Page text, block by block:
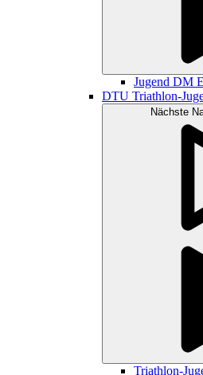
Jugend DM
DTU Triathlon-
Nächste
Triathlon-